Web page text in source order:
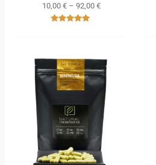
10,00 € – 92,00 €
Price
range:
12,00 €
through
120,00 €